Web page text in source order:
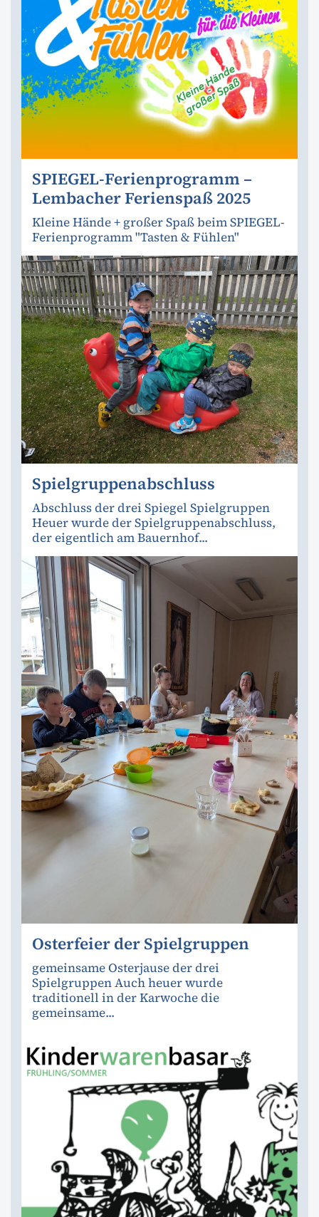
SPIEGEL-Ferienprogramm –
Lembacher Ferienspaß 2025
Kleine Hände + großer Spaß beim SPIEGEL-
Ferienprogramm "Tasten & Fühlen"
Spielgruppenabschluss
Abschluss der drei Spiegel Spielgruppen
Heuer wurde der Spielgruppenabschluss,
der eigentlich am Bauernhof...
Osterfeier der Spielgruppen
gemeinsame Osterjause der drei
Spielgruppen Auch heuer wurde
traditionell in der Karwoche die
gemeinsame...